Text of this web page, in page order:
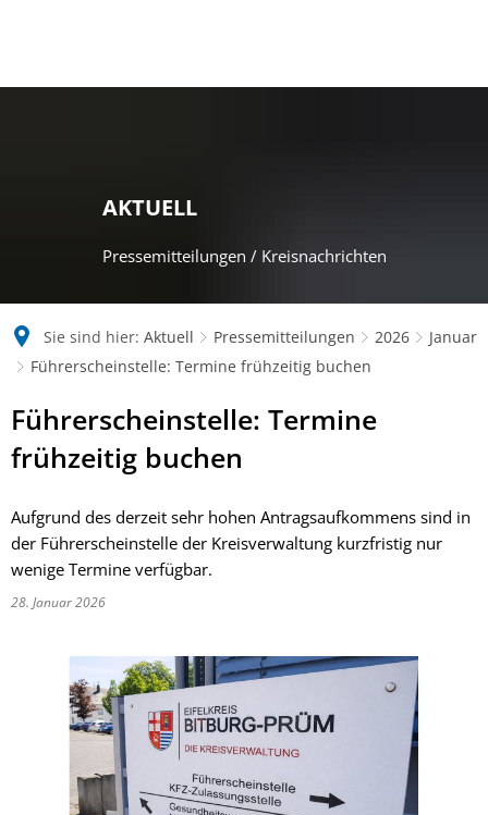
AKTUELL
Pressemitteilungen / Kreisnachrichten
Sie sind hier: Aktuell Pressemitteilungen 2026
Januar
Führerscheinstelle: Termine frühzeitig buchen
Führerscheinstelle: Termine
frühzeitig buchen
Aufgrund des derzeit sehr hohen Antragsaufkommens sind in
der Führerscheinstelle der Kreisverwaltung kurzfristig nur
wenige Termine verfügbar.
28. Januar 2026